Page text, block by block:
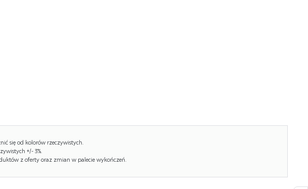
się od kolorów rzeczywistych.
+/- 3%.
z oferty oraz zmian w palecie wykończeń.